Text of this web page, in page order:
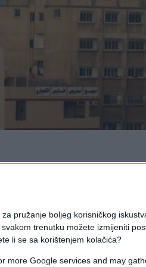
pružanje boljeg korisničkog
trenutku možete izmijeniti
li se sa korištenjem kolačića?
more Google services and may
i zračnim napadima
za distribuciju unutar
poginulo u napadu u
napadu na vozilo u Deir